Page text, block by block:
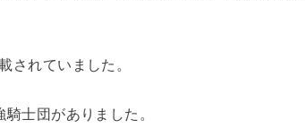
されていました。
士団がありました。